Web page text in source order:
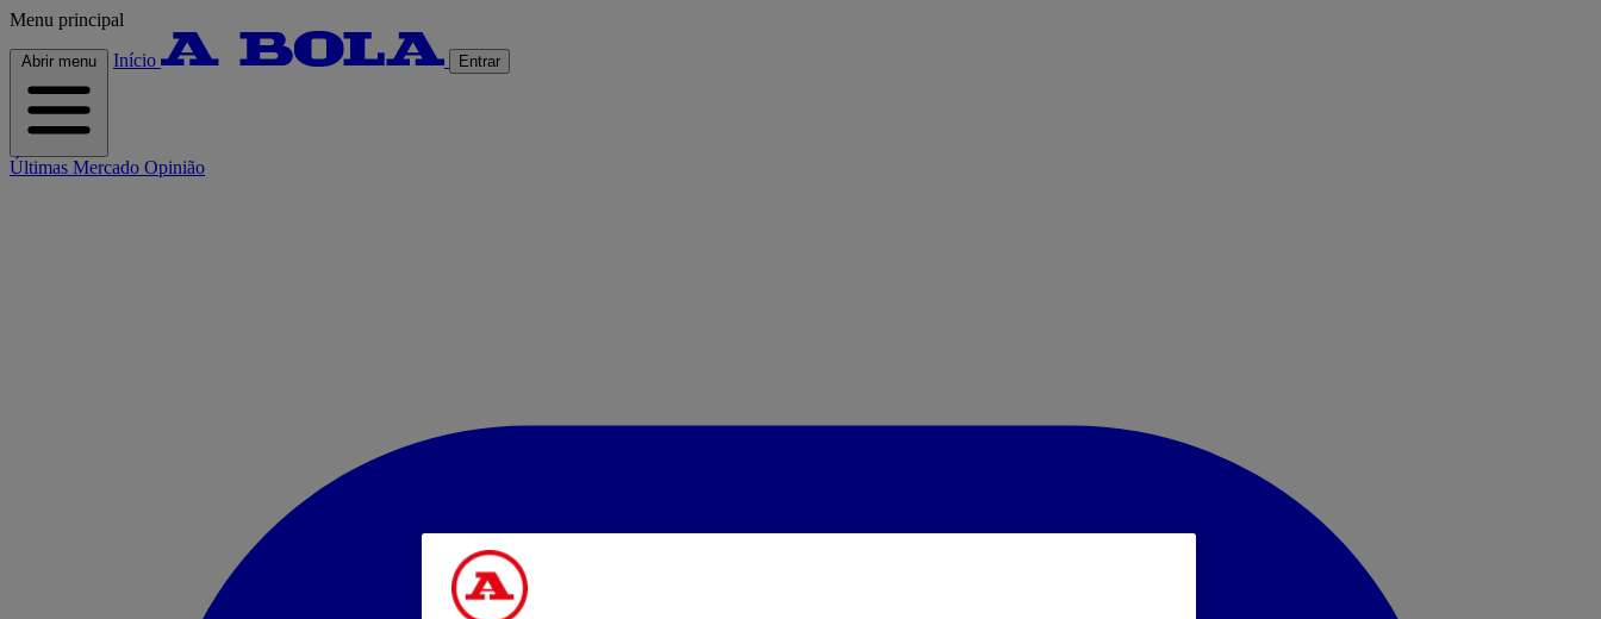
Menu principal
Abrir menu Início Entrar
Últimas Mercado Opinião